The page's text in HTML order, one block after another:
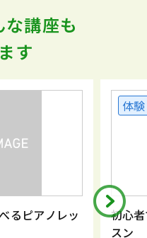
講座も
す
るピアノレッ
体験
初心
スン